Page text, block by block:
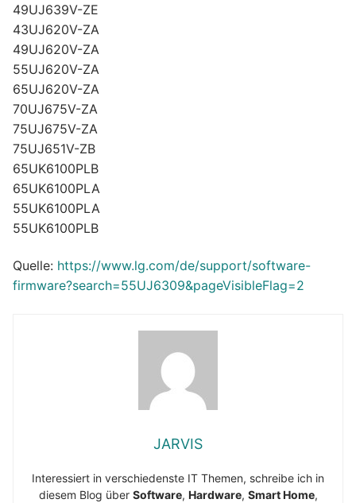
49UJ639V-ZE
43UJ620V-ZA
49UJ620V-ZA
55UJ620V-ZA
65UJ620V-ZA
70UJ675V-ZA
75UJ675V-ZA
75UJ651V-ZB
65UK6100PLB
65UK6100PLA
55UK6100PLA
55UK6100PLB
Quelle: https://www.lg.com/de/support/software-
firmware?search=55UJ6309&pageVisibleFlag=2
JARVIS
Interessiert in verschiedenste IT Themen, schreibe ich in
diesem Blog über Software, Hardware, Smart Home,